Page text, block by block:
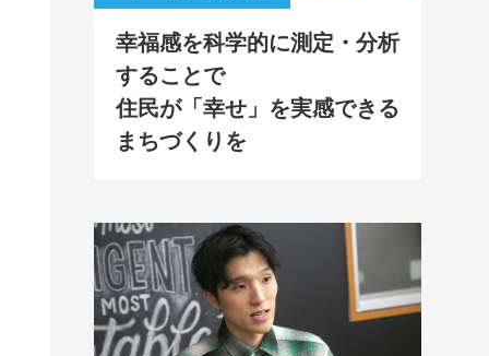
幸福感を科学的に測定・分析
することで
住民が「幸せ」を実感できる
まちづくりを